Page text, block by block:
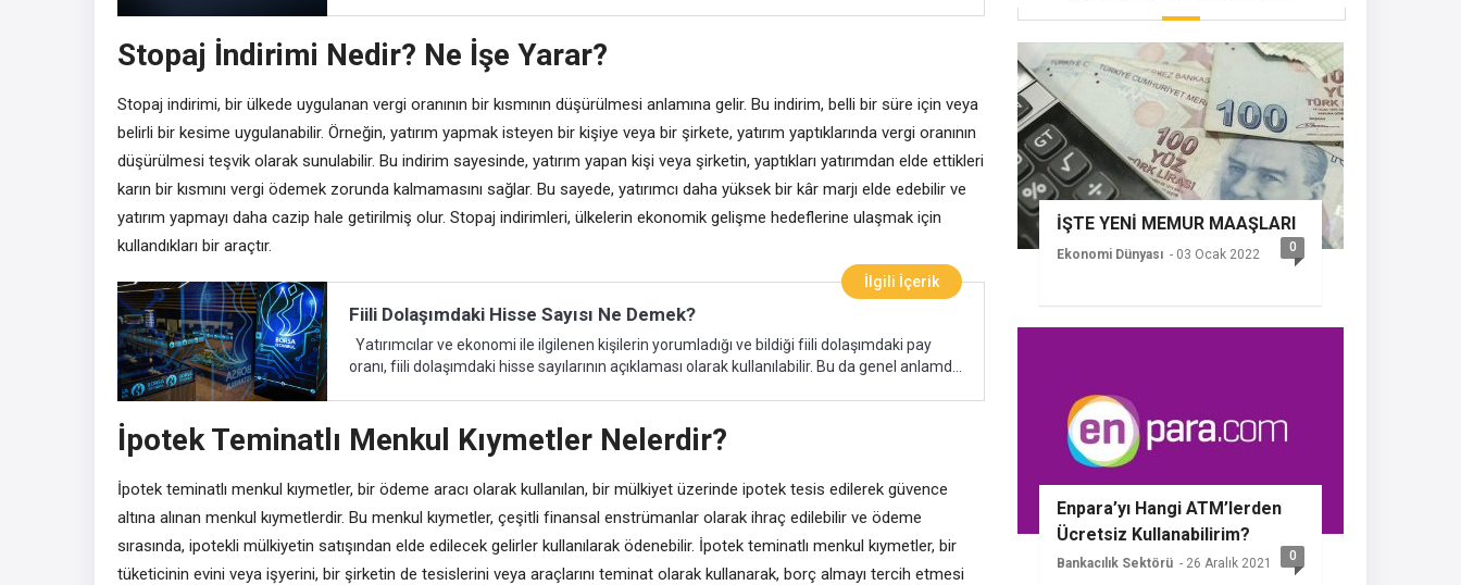
marka danışmanlığı gibi hizmetler yer almaktadır. KOSGEB, KOBİ'lerin ihtiyaç duydukları
finansal desteği sağlamak için birçok fon ve program sunmaktadır. Bu programlar
Stopaj İndirimi Nedir? Ne İşe Yarar?
Stopaj indirimi, bir ülkede uygulanan vergi oranının bir kısmının düşürülmesi anlamına gelir. Bu indirim, belli bir süre için veya
belirli bir kesime uygulanabilir. Örneğin, yatırım yapmak isteyen bir kişiye veya bir şirkete, yatırım yaptıklarında vergi oranının
düşürülmesi teşvik olarak sunulabilir. Bu indirim sayesinde, yatırım yapan kişi veya şirketin, yaptıkları yatırımdan elde ettikleri
karın bir kısmını vergi ödemek zorunda kalmamasını sağlar. Bu sayede, yatırımcı daha yüksek bir kâr marjı elde edebilir ve
yatırım yapmayı daha cazip hale getirilmiş olur. Stopaj indirimleri, ülkelerin ekonomik gelişme hedeflerine ulaşmak için
kullandıkları bir araçtır.
Fiili Dolaşımdaki Hisse Sayısı Ne Demek?
oranı, fiili dolaşımdaki hisse sayılarının açıklaması olarak kullanılabilir. Bu da genel anlamda
pay adedi yükseldiğinde oranlarda da değişikler meydana gelmektedir ve bu da
yatırımcıları ilgilendiren hisseler ile doğru orantılı olarak farklılık göstermektedir. Fiili
İlgili İçerik
İpotek Teminatlı Menkul Kıymetler Nelerdir?
İpotek teminatlı menkul kıymetler, bir ödeme aracı olarak kullanılan, bir mülkiyet üzerinde ipotek tesis edilerek güvence
altına alınan menkul kıymetlerdir. Bu menkul kıymetler, çeşitli finansal enstrümanlar olarak ihraç edilebilir ve ödeme
sırasında, ipotekli mülkiyetin satışından elde edilecek gelirler kullanılarak ödenebilir. İpotek teminatlı menkul kıymetler, bir
tüketicinin evini veya işyerini, bir şirketin de tesislerini veya araçlarını teminat olarak kullanarak, borç almayı tercih etmesi
İŞTE YENİ MEMUR MAAŞLARI
Ekonomi Dünyası - 03 Ocak 2022 0
Enpara’yı Hangi ATM’lerden
Ücretsiz Kullanabilirim?
Bankacılık Sektörü - 26 Aralık 2021 0